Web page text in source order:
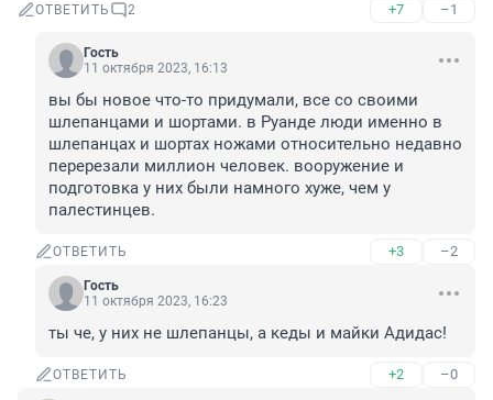
ОТВЕТИТЬ 2 +7 –1
Гость
11 октября 2023, 16:13
вы бы новое что-то придумали, все со своими
шлепанцами и шортами. в Руанде люди именно в
шлепанцах и шортах ножами относительно недавно
перерезали миллион человек. вооружение и
подготовка у них были намного хуже, чем у
палестинцев.
ОТВЕТИТЬ +3 –2
Гость
11 октября 2023, 16:23
ты че, у них не шлепанцы, а кеды и майки Адидас!
ОТВЕТИТЬ +2 –0